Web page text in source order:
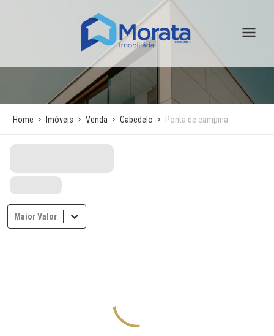
Home Imóveis Venda Cabedelo Ponta de campina
Maior Valor